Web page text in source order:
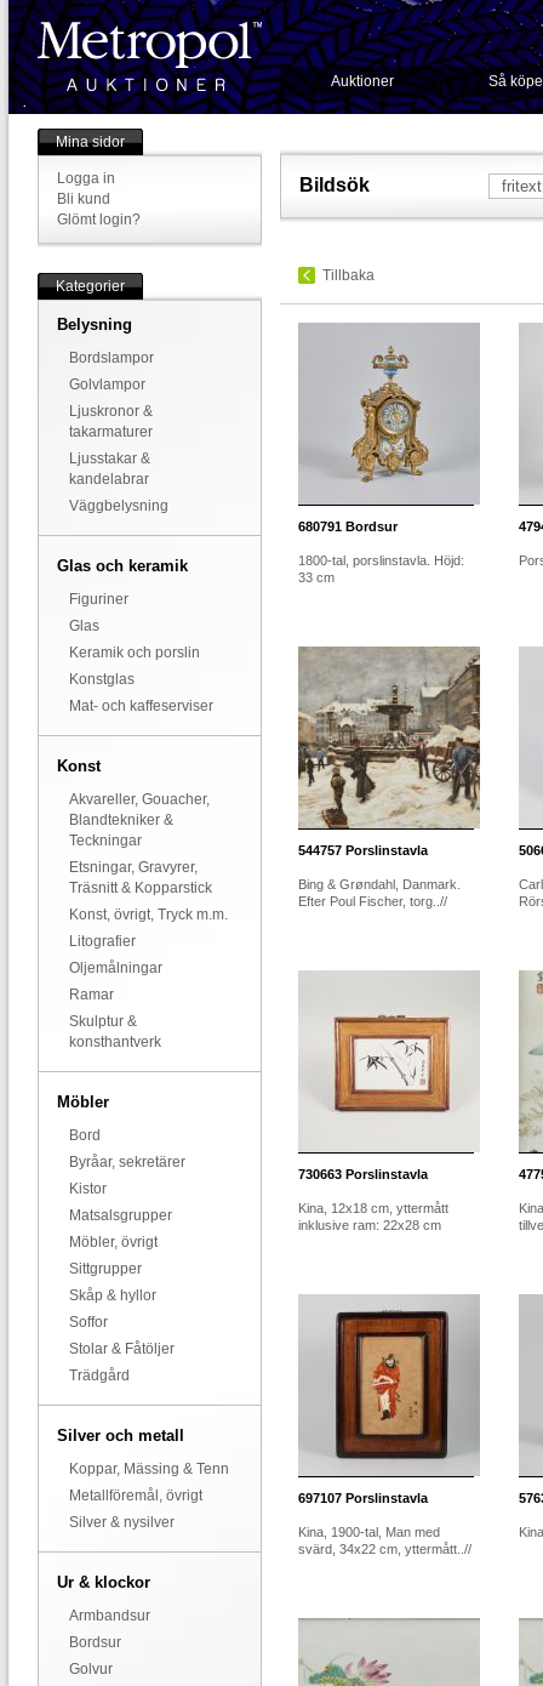
Auktioner Så
Mina sidor
Logga in
Bli kund
Glömt login?
Kategorier
Belysning
Bordslampor
Golvlampor
Ljuskronor &
takarmaturer
Ljusstakar &
kandelabrar
Väggbelysning
Glas och keramik
Figuriner
Glas
Keramik och porslin
Konstglas
Mat- och kaffeserviser
Konst
Akvareller, Gouacher,
Blandtekniker &
Teckningar
Etsningar, Gravyrer,
Träsnitt & Kopparstick
Konst, övrigt, Tryck m.m.
Litografier
Oljemålningar
Ramar
Skulptur &
konsthantverk
Möbler
Bord
Byråar, sekretärer
Kistor
Matsalsgrupper
Möbler, övrigt
Sittgrupper
Skåp & hyllor
Soffor
Stolar & Fåtöljer
Trädgård
Silver och metall
Koppar, Mässing & Tenn
Metallföremål, övrigt
Silver & nysilver
Ur & klockor
Armbandsur
Bordsur
Golvur
Bildsök
Tillbaka
680791 Bordsur
1800-tal, porslinstavla. Höjd:
33 cm
544757 Porslinstavla
Bing & Grøndahl, Danmark.
Efter Poul Fischer, torg..//
730663 Porslinstavla
Kina, 12x18 cm, yttermått
inklusive ram: 22x28 cm
697107 Porslinstavla
Kina, 1900-tal, Man med
svärd, 34x22 cm, yttermått..//